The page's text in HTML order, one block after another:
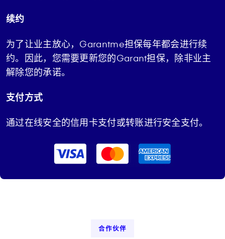
续约
为了让业主放心，Garantme担保每年都会进行续
约。因此，您需要更新您的Garant担保，除非业主
解除您的承诺。
支付方式
通过在线安全的信用卡支付或转账进行安全支付。
合作伙伴